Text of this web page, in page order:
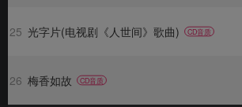
25 光字片(电视剧《人世间》歌曲) CD音质
26 梅香如故 CD音质